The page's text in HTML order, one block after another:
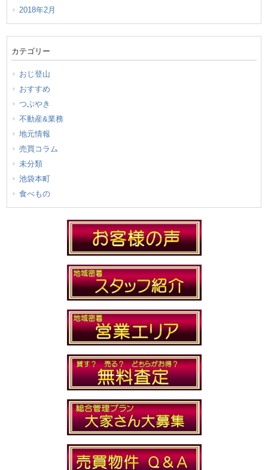
2018年2月
カテゴリー
おじ登山
おすすめ
つぶやき
不動産&業務
地元情報
売買コラム
未分類
池袋本町
食べもの